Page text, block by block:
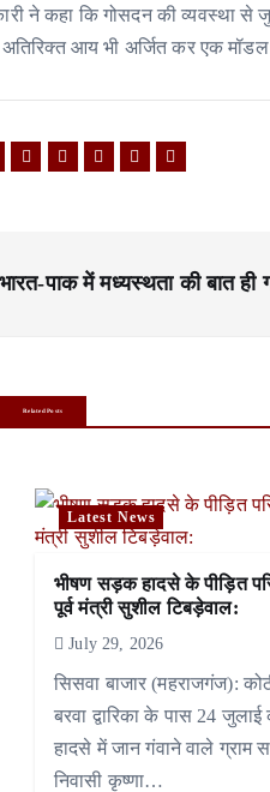
ने कहा कि गोसदन की व्यवस्था
आय भी अर्जित कर एक
भारत-पाक में मध्यस्थता की बात
Related Posts
Latest News
भीषण सड़क हादसे के पीड़ित
पूर्व मंत्री सुशील टिबड़ेवाल:
July 29, 2026
सिसवा बाजार (महराजगंज):
बरवा द्वारिका के पास 24
हादसे में जान गंवाने वाले ग्राम
निवासी कृष्णा…